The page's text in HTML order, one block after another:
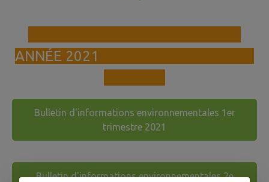
ANNÉE 2021
Bulletin d'informations environnementales 1er
trimestre 2021
Bulletin d'informations environnementales 2e